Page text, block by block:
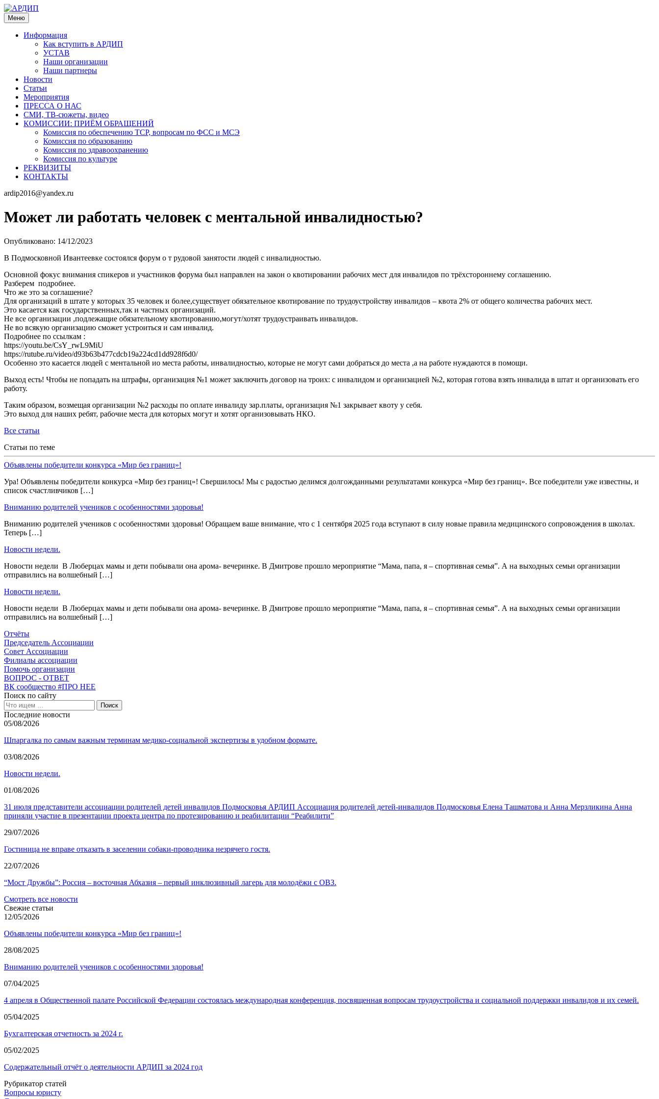
Меню
Информация
Как вступить в АРДИП
УСТАВ
Наши организации
Наши партнеры
Новости
Статьи
Мероприятия
ПРЕССА О НАС
СМИ, ТВ-сюжеты, видео
КОМИССИИ: ПРИЁМ ОБРАЩЕНИЙ
Комиссия по обеспечению ТСР, вопросам по ФСС и МСЭ
Комиссия по образованию
Комиссия по здравоохранению
Комиссия по культуре
РЕКВИЗИТЫ
КОНТАКТЫ
ardip2016@yandex.ru
Может ли работать человек с ментальной инвалидностью?
Опубликовано: 14/12/2023
В Подмосковной Ивантеевке состоялся форум о т рудовой занятости людей с инвалидностью.
Основной фокус внимания спикеров и участников форума был направлен на закон о квотировании рабочих мест для инвалидов по трёхстороннему соглашению.
Разберем подробнее.
Что же это за соглашение?
Для организаций в штате у которых 35 человек и более,существует обязательное квотирование по трудоустройству инвалидов – квота 2% от общего количества рабочих мест.
Это касается как государственных,так и частных организаций.
Не все организации ,подлежащие обязательному квотированию,могут/хотят трудоустраивать инвалидов.
Не во всякую организацию сможет устроиться и сам инвалид.
Подробнее по ссылкам :
https://youtu.be/CsY_rwL9MiU
https://rutube.ru/video/d93b63b477cdcb19a224cd1dd928f6d0/
Особенно это касается людей с ментальной ио места работы, инвалидностью, которые не могут сами добраться до места ,а на работе нуждаются в помощи.
Выход есть! Чтобы не попадать на штрафы, организация №1 может заключить договор на троих: с инвалидом и организацией №2, которая готова взять инвалида в штат и организовать его
работу.
Таким образом, возмещая организации №2 расходы по оплате инвалиду зар.платы, организация №1 закрывает квоту у себя.
Это выход для наших ребят, рабочие места для которых могут и хотят организовывать НКО.
Все статьи
Статьи по теме
Объявлены победители конкурса «Мир без границ»!
Ура! Объявлены победители конкурса «Мир без границ»! Свершилось! Мы с радостью делимся долгожданными результатами конкурса «Мир без границ». Все победители уже известны, и
список счастливчиков […]
Вниманию родителей учеников с особенностями здоровья!
Вниманию родителей учеников с особенностями здоровья! Обращаем ваше внимание, что с 1 сентября 2025 года вступают в силу новые правила медицинского сопровождения в школах.
Теперь […]
Новости недели.
Новости недели В Люберцах мамы и дети побывали она арома- вечеринке. В Дмитрове прошло мероприятие “Мама, папа, я – спортивная семья”. А на выходных семьи организации
отправились на волшебный […]
Новости недели.
Новости недели В Люберцах мамы и дети побывали она арома- вечеринке. В Дмитрове прошло мероприятие “Мама, папа, я – спортивная семья”. А на выходных семьи организации
отправились на волшебный […]
Отчёты
Председатель Ассоциации
Совет Ассоциации
Филиалы ассоциации
Помочь организации
ВОПРОС - ОТВЕТ
ВК сообщество #ПРО НЕЕ
Поиск по сайту
Последние новости
05/08/2026
Шпаргалка по самым важным терминам медико-социальной экспертизы в удобном формате.
03/08/2026
Новости недели.
01/08/2026
31 июля представители ассоциации родителей детей инвалидов Подмосковья АРДИП Ассоциация родителей детей-инвалидов Подмосковья Елена Ташматова и Анна Мерзликина Анна
приняли участие в презентации проекта центра по протезированию и реабилитации “Реабилити”
29/07/2026
Гостиница не вправе отказать в заселении собаки-проводника незрячего гостя.
22/07/2026
“Мост Дружбы”: Россия – восточная Абхазия – первый инклюзивный лагерь для молодёжи с ОВЗ.
Смотреть все новости
Свежие статьи
12/05/2026
Объявлены победители конкурса «Мир без границ»!
28/08/2025
Вниманию родителей учеников с особенностями здоровья!
07/04/2025
4 апреля в Общественной палате Российской Федерации состоялась международная конференция, посвященная вопросам трудоустройства и социальной поддержки инвалидов и их семей.
05/04/2025
Бухгалтерская отчетность за 2024 г.
05/02/2025
Содержательный отчёт о деятельности АРДИП за 2024 год
Рубрикатор статей
Вопросы юристу